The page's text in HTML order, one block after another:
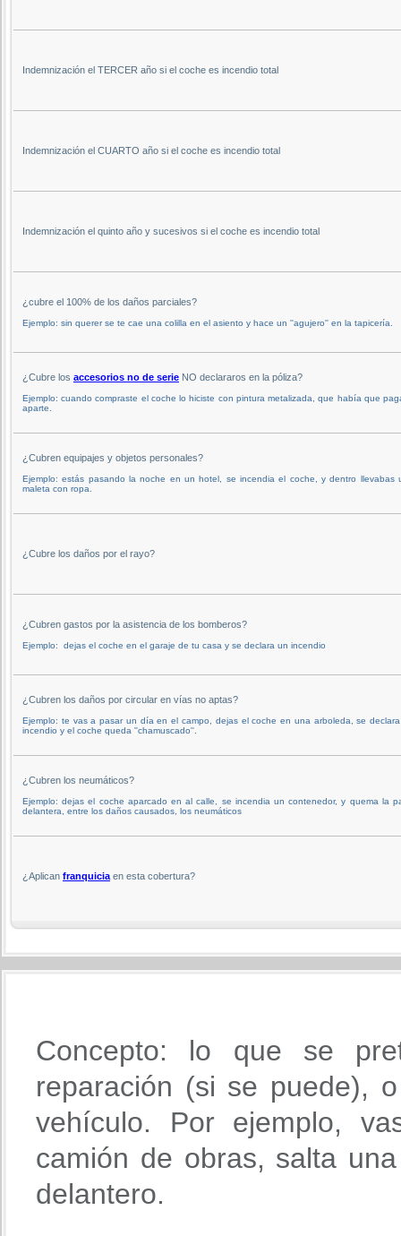
Indemnización el TERCER año si el coche es incendio total
Indemnización el CUARTO año si el coche es incendio total
Indemnización el quinto año y sucesivos si el coche es incendio total
¿cubre el 100% de los daños parciales?
Ejemplo: sin querer se te cae una colilla en el asiento y hace un ''agujero'' en la tapicería.
¿Cubre los accesorios no de serie NO declararos en la póliza?
Ejemplo: cuando compraste el coche lo hiciste con pintura metalizada, que había que
aparte.
¿Cubren equipajes y objetos personales?
Ejemplo: estás pasando la noche en un hotel, se incendia el coche, y dentro llevabas
maleta con ropa.
¿Cubre los daños por el rayo?
¿Cubren gastos por la asistencia de los bomberos?
Ejemplo: dejas el coche en el garaje de tu casa y se declara un incendio
¿Cubren los daños por circular en vías no aptas?
Ejemplo: te vas a pasar un día en el campo, dejas el coche en una arboleda, se
incendio y el coche queda ''chamuscado''.
¿Cubren los neumáticos?
Ejemplo: dejas el coche aparcado en al calle, se incendia un contenedor, y quema la
delantera, entre los daños causados, los neumáticos
¿Aplican franquicia en esta cobertura?
Concepto: lo que se
reparación (si se puede),
vehículo. Por ejemplo,
camión de obras, salta
delantero.